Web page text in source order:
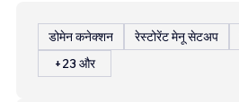
डोमेन कनेक्शन रेस्टोरेंट मेनू सेटअप
+23 और